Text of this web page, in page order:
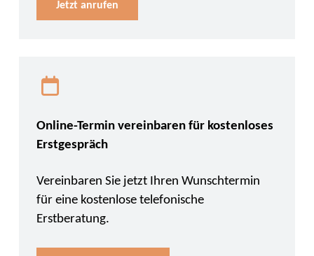
Jetzt anrufen
Online-Termin vereinbaren für kostenloses
Erstgespräch
Vereinbaren Sie jetzt Ihren Wunschtermin
für eine kostenlose telefonische
Erstberatung.